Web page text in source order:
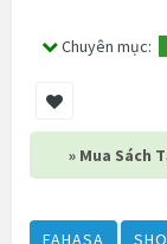
Chuyên mục:
» Mua Sách
FAHASA